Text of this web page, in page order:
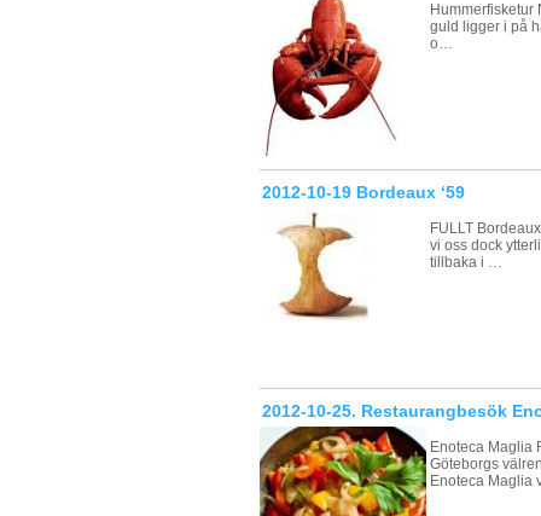
Hummerfisketur
guld ligger i på
o…
2012-10-19 Bordeaux ‘59
FULLT
vi oss dock
tillbaka i …
2012-10-25. Restaurangbesök
Enoteca Maglia
Göteborgs
Enoteca Maglia